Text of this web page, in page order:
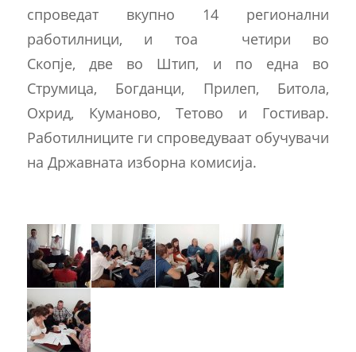
спроведат вкупно 14 регионални
работилници, и тоа четири во
Скопје, две во Штип, и по една во
Струмица, Богданци, Прилеп, Битола,
Охрид, Куманово, Тетово и Гостивар.
Работилниците ги спроведуваат обучувачи
на Државната изборна комисија.